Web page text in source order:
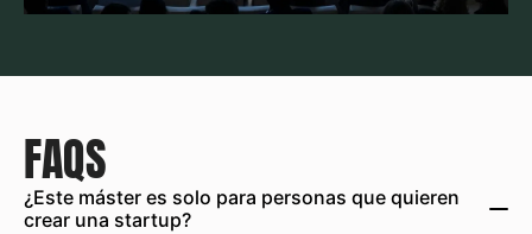
FAQS
¿Este máster es solo para personas que quieren
crear una startup?